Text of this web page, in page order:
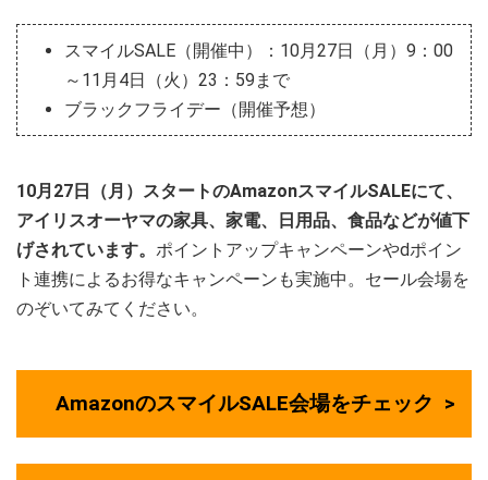
スマイルSALE（開催中）：10月27日（月）9：00
～11月4日（火）23：59まで
ブラックフライデー（開催予想）
10月27日（月）スタートのAmazonスマイルSALEにて、
アイリスオーヤマの家具、家電、日用品、食品などが値下
げされています。 ポイントアップキャンペーンやdポイン
ト連携によるお得なキャンペーンも実施中。セール会場を
のぞいてみてください。
AmazonのスマイルSALE会場をチェック